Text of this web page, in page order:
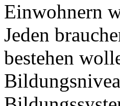
Einwohnern
Jeden
bestehen